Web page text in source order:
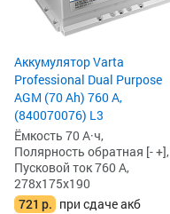
Аккумулятор Varta
Professional Dual Purpose
AGM (70 Ah) 760 А,
(840070076) L3
Ёмкость 70 А·ч,
Полярность обратная [- +],
Пусковой ток 760 А,
278x175x190
721 р. при сдаче акб